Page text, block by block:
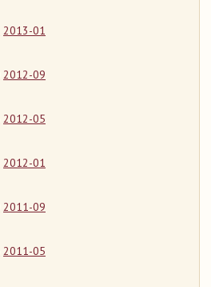
2013-01
2012-09
2012-05
2012-01
2011-09
2011-05